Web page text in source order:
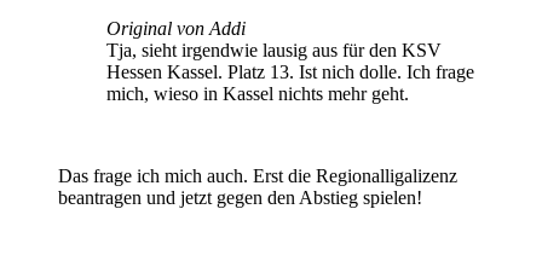
Original von Addi
Tja, sieht irgendwie lausig aus für den KSV
Hessen Kassel. Platz 13. Ist nich dolle. Ich frage
mich, wieso in Kassel nichts mehr geht.
Das frage ich mich auch. Erst die Regionalligalizenz
beantragen und jetzt gegen den Abstieg spielen!